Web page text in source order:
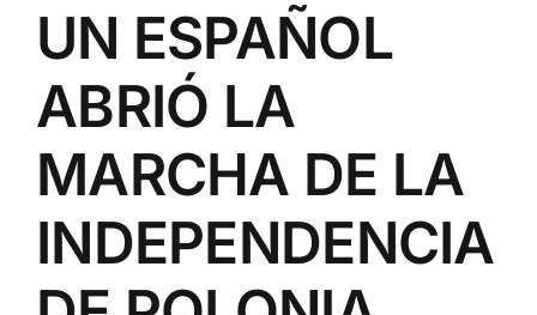
UN ESPAÑOL
ABRIÓ LA
MARCHA DE LA
INDEPENDENCIA